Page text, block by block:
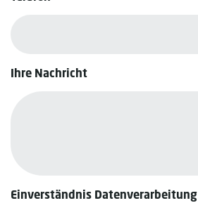
Ihre Nachricht
Einverständnis Datenverarbeitung